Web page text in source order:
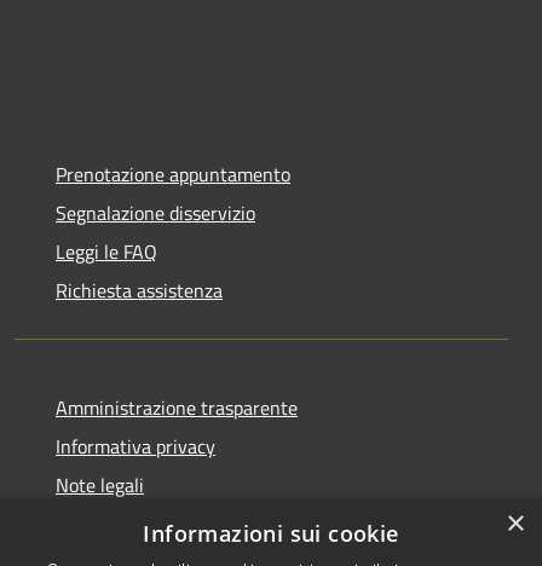
Prenotazione appuntamento
Segnalazione disservizio
Leggi le FAQ
Richiesta assistenza
Amministrazione trasparente
Informativa privacy
Note legali
Dichiarazione di accessibilità
×
Informazioni sui cookie